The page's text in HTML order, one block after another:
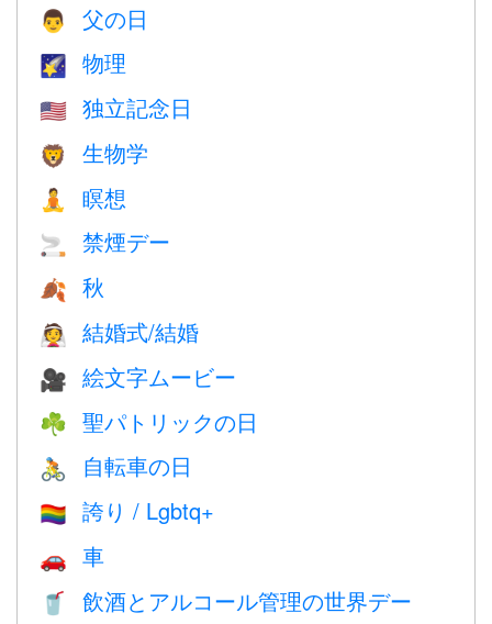
👨 父の日
🌠 物理
🇺🇸 独立記念日
🦁 生物学
🧘 瞑想
🚬 禁煙デー
🍂 秋
👰 結婚式/結婚
🎥 絵文字ムービー
☘️ 聖パトリックの日
🚴 自転車の日
🏳️‍🌈 誇り / Lgbtq+
🚗 車
🥤 飲酒とアルコール管理の世界デー